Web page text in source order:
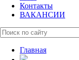
Контакты
ВАКАНСИИ
Главная